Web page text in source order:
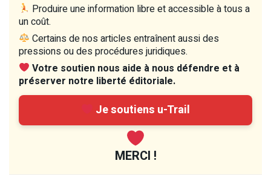
Produire une information libre et accessible à tous a
un coût.
Certains de nos articles entraînent aussi des
pressions ou des procédures juridiques.
Votre soutien nous aide à nous défendre et à
préserver notre liberté éditoriale.
Je soutiens u-Trail
MERCI !